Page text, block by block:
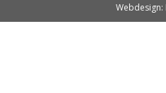
Webdesign: